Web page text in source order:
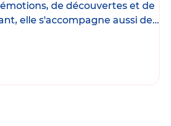
de découvertes et de
elle s'accompagne aussi de